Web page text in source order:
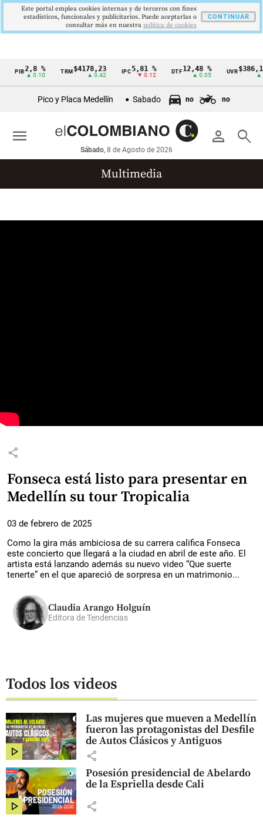
Cintillo
económicos
Colombia
PIB 2,8 %
▲ 0.10
TRM$4178,23
▲ 0.42
IPC5,81 %
▼ 0.12
DTF12,48 %
▲ 0.05
UVR
▲
Pico y Placa Medellín Sabado no no
person search
Sábado, 8 de Agosto de 2026
menu
Multimedia
share
Fonseca está listo para presentar en
Medellín su tour Tropicalia
03 de febrero de 2025
Como la gira más ambiciosa de su carrera califica Fonseca
este concierto que llegará a la ciudad en abril de este año. El
artista está lanzando además su nuevo video “Que suerte
tenerte” en el que apareció de sorpresa en un matrimonio...
Claudia Arango Holguín
Editora de Tendencias
Todos los videos
Las mujeres que mueven a Medellín
fueron las protagonistas del Desfile
de Autos Clásicos y Antiguos
share
Posesión presidencial de Abelardo
de la Espriella desde Cali
share
Este portal emplea cookies internas y de terceros con fines
estadísticos, funcionales y publicitarios. Puede aceptarlas o
consultar más en nuestra politica de cookies
CONTINUAR